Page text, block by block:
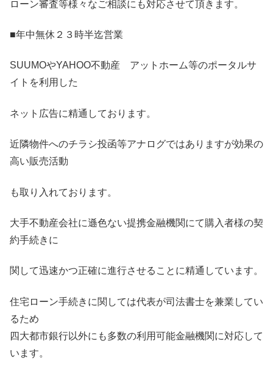
ローン審査等様々なご相談にも対応させて頂きます。
■年中無休２３時半迄営業
SUUMOやYAHOO不動産 アットホーム等のポータルサ
イトを利用した
ネット広告に精通しております。
近隣物件へのチラシ投函等アナログではありますが効果の
高い販売活動
も取り入れております。
大手不動産会社に遜色ない提携金融機関にて購入者様の契
約手続きに
関して迅速かつ正確に進行させることに精通しています。
住宅ローン手続きに関しては代表が司法書士を兼業してい
るため
四大都市銀行以外にも多数の利用可能金融機関に対応して
います。